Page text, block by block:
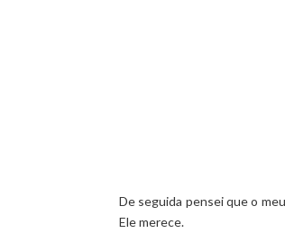
De seguida pensei que o
Ele merece.